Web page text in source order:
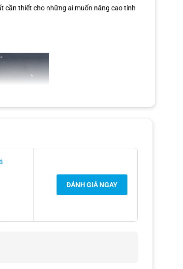
cần thiết cho những ai muốn nâng cao tính
ĐÁNH GIÁ NGAY